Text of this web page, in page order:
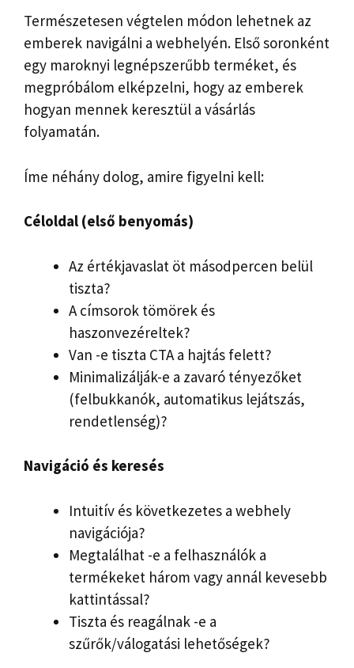
Természetesen végtelen módon lehetnek az
emberek navigálni a webhelyén. Első soronként
egy maroknyi legnépszerűbb terméket, és
megpróbálom elképzelni, hogy az emberek
hogyan mennek keresztül a vásárlás
folyamatán.
Íme néhány dolog, amire figyelni kell:
Céloldal (első benyomás)
Az értékjavaslat öt másodpercen belül
tiszta?
A címsorok tömörek és
haszonvezéreltek?
Van -e tiszta CTA a hajtás felett?
Minimalizálják-e a zavaró tényezőket
(felbukkanók, automatikus lejátszás,
rendetlenség)?
Navigáció és keresés
Intuitív és következetes a webhely
navigációja?
Megtalálhat -e a felhasználók a
termékeket három vagy annál kevesebb
kattintással?
Tiszta és reagálnak -e a
szűrők/válogatási lehetőségek?